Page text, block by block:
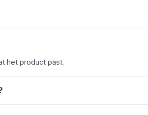
het product past.